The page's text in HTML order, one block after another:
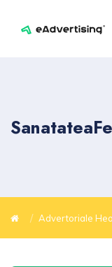
Advertoriale